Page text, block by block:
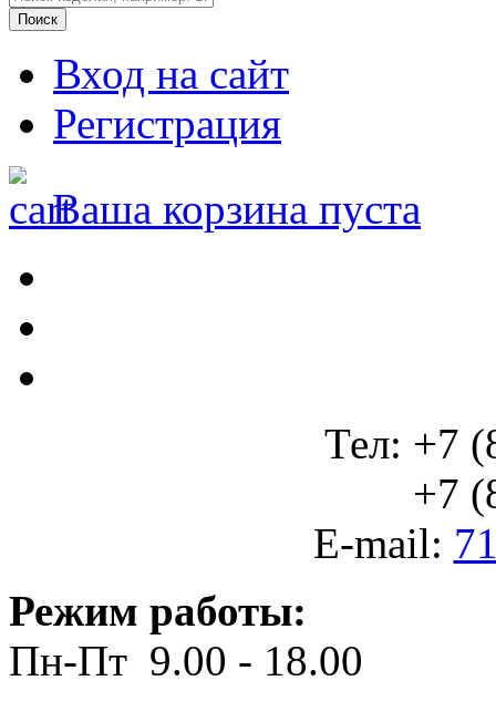
Вход на сайт
Регистрация
Ваша корзина пуста
Тел: +7
+7
E-mail:
Режим работы:
Пн-Пт 9.00 - 18.00